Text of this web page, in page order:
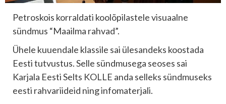
Petroskois korraldati koolõpilastele visuaalne
sündmus “Maailma rahvad”.
Ühele kuuendale klassile sai ülesandeks koostada
Eesti tutvustus. Selle sündmusega seoses sai
Karjala Eesti Selts KOLLE anda selleks sündmuseks
eesti rahvariideid ning infomaterjali.